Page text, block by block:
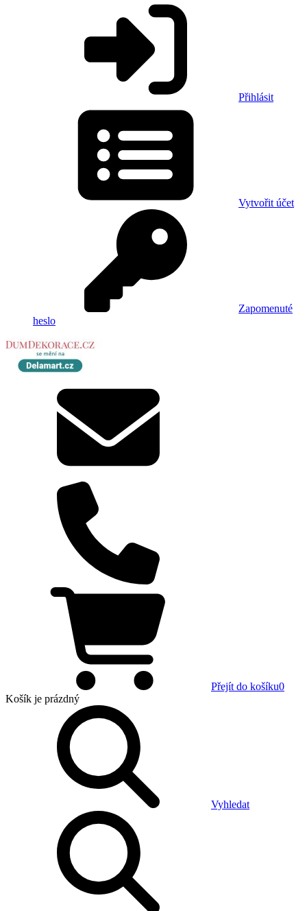
Přihlásit
Vytvořit účet
Zapomenuté
heslo
Přejít do košíku0
Košík je prázdný
Vyhledat